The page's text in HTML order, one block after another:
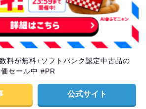
料が無料+ソフトバンク認定中古品の
セール中 #PR
公式サイト